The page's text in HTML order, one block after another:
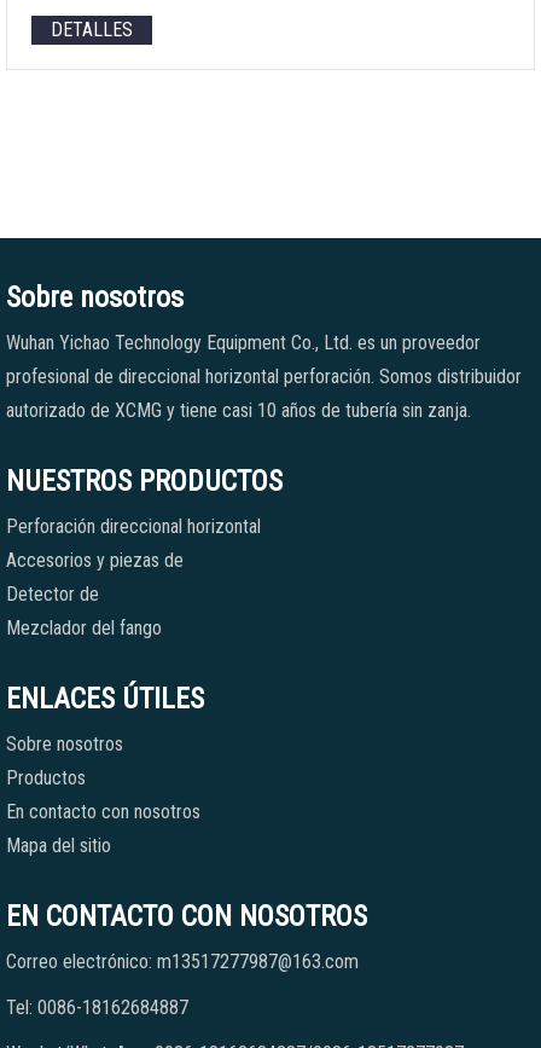
DETALLES
Sobre nosotros
Wuhan Yichao Technology Equipment Co., Ltd. es un proveedor
profesional de direccional horizontal perforación. Somos distribuidor
autorizado de XCMG y tiene casi 10 años de tubería sin zanja.
NUESTROS PRODUCTOS
Perforación direccional horizontal
Accesorios y piezas de
Detector de
Mezclador del fango
ENLACES ÚTILES
Sobre nosotros
Productos
En contacto con nosotros
Mapa del sitio
EN CONTACTO CON NOSOTROS
Correo electrónico: m13517277987@163.com
Tel: 0086-18162684887